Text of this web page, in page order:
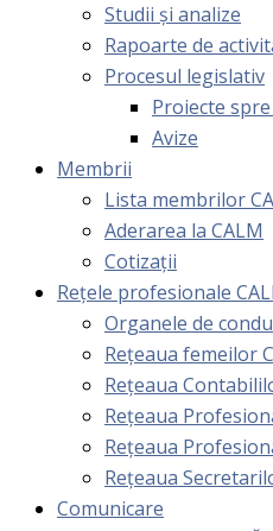
Studii și analize
Rapoarte de
Procesul legislativ
Proiecte
Avize
Membrii
Lista membrilor
Aderarea la CALM
Cotizaţii
Rețele profesionale
Organele de
Rețeaua femeilor
Rețeaua
Rețeaua
Reţeaua
Rețeaua
Comunicare